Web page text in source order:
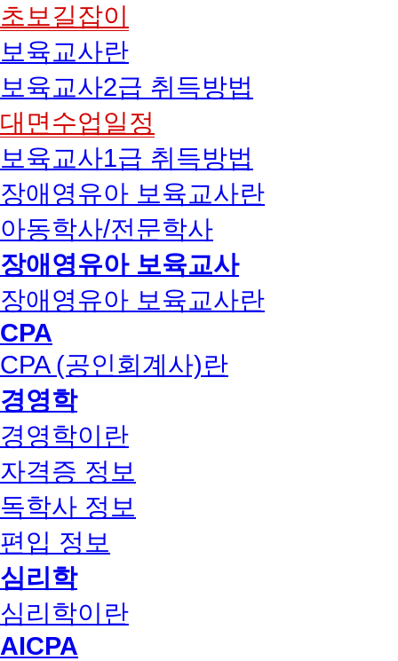
초보길잡이
보육교사란
보육교사2급 취득방법
대면수업일정
보육교사1급 취득방법
장애영유아 보육교사란
아동학사/전문학사
장애영유아 보육교사
장애영유아 보육교사란
CPA
CPA (공인회계사)란
경영학
경영학이란
자격증 정보
독학사 정보
편입 정보
심리학
심리학이란
AICPA